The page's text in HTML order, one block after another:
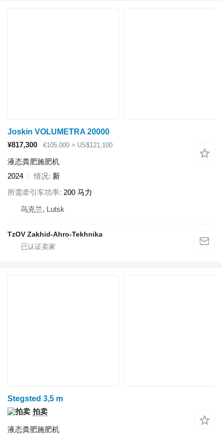
Joskin VOLUMETRA 20000
¥817,300
€105,000 ≈ US$121,100
液态粪肥施肥机
2024
情况 新
所需牵引车功率 200 马力
乌克兰, Lutsk
TzOV Zakhid-Ahro-Tekhnika
Stegsted 3,5 m
拍卖
液态粪肥施肥机